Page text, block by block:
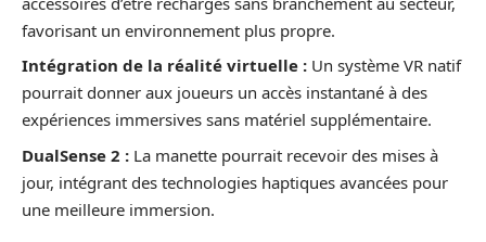
favorisant un environnement plus propre.
Intégration de la réalité virtuelle : Un système VR natif
pourrait donner aux joueurs un accès instantané à des
expériences immersives sans matériel supplémentaire.
DualSense 2 : La manette pourrait recevoir des mises à
jour, intégrant des technologies haptiques avancées pour
une meilleure immersion.